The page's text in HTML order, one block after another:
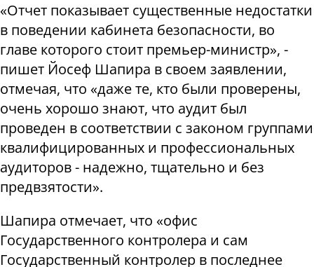
«Отчет показывает существенные недостатки
в поведении кабинета безопасности, во
главе которого стоит премьер-министр», -
пишет Йосеф Шапира в своем заявлении,
отмечая, что «даже те, кто были проверены,
очень хорошо знают, что аудит был
проведен в соответствии с законом группами
квалифицированных и профессиональных
аудиторов - надежно, тщательно и без
предвзятости».
Шапира отмечает, что «офис
Государственного контролера и сам
Государственный контролер в последнее